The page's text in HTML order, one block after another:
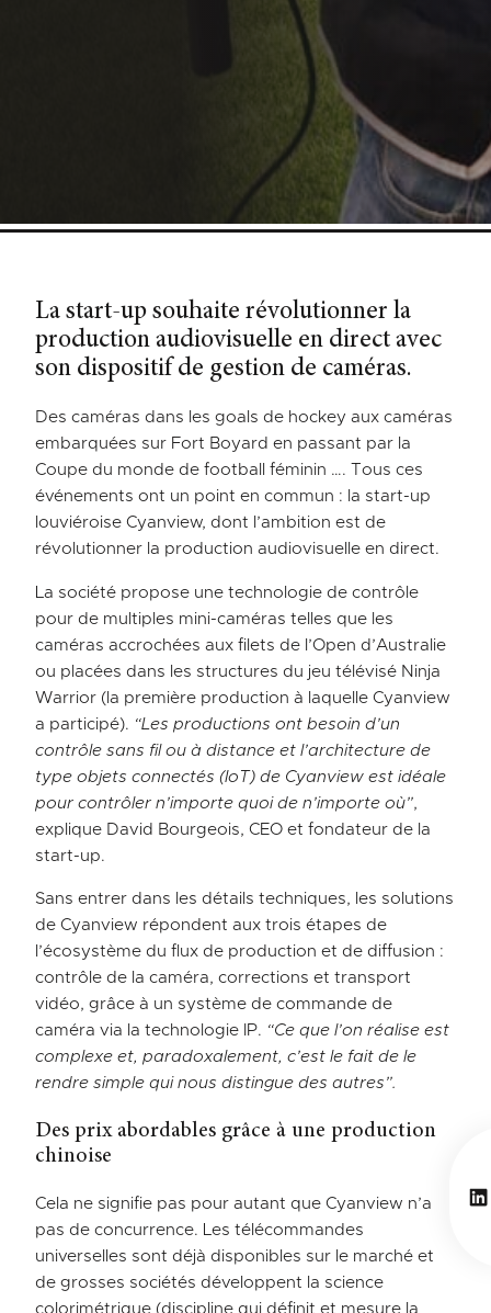
La start-up souhaite révolutionner la
production audiovisuelle en direct avec
son dispositif de gestion de caméras.
Des caméras dans les goals de hockey aux caméras
embarquées sur Fort Boyard en passant par la
Coupe du monde de football féminin …. Tous ces
événements ont un point en commun : la start-up
louviéroise Cyanview, dont l’ambition est de
révolutionner la production audiovisuelle en direct.
La société propose une technologie de contrôle
pour de multiples mini-caméras telles que les
caméras accrochées aux filets de l’Open d’Australie
ou placées dans les structures du jeu télévisé Ninja
Warrior (la première production à laquelle Cyanview
a participé). “Les productions ont besoin d’un
contrôle sans fil ou à distance et l’architecture de
type objets connectés (IoT) de Cyanview est idéale
pour contrôler n’importe quoi de n’importe où”,
explique David Bourgeois, CEO et fondateur de la
start-up.
Sans entrer dans les détails techniques, les solutions
de Cyanview répondent aux trois étapes de
l’écosystème du flux de production et de diffusion :
contrôle de la caméra, corrections et transport
vidéo, grâce à un système de commande de
caméra via la technologie IP. “Ce que l’on réalise est
complexe et, paradoxalement, c’est le fait de le
rendre simple qui nous distingue des autres”.
Des prix abordables grâce à une production
chinoise
Cela ne signifie pas pour autant que Cyanview n’a
pas de concurrence. Les télécommandes
universelles sont déjà disponibles sur le marché et
de grosses sociétés développent la science
colorimétrique (discipline qui définit et mesure la